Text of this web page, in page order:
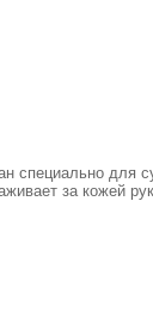
специально для
за кожей